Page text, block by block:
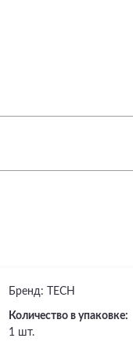
Бренд: TECH
Количество в упаковке:
1 шт.